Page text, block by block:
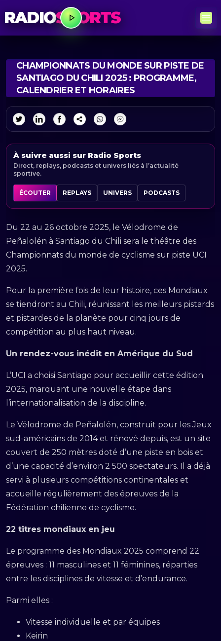
RADIOSPORTS
CHAMPIONNATS DU MONDE SUR PISTE DE
SANTIAGO DU CHILI 2025 : PROGRAMME,
CALENDRIER ET HORAIRES
À suivre aussi sur Radio Sports
Direct, replays, podcasts et univers liés à l’actualité
sportive.
ÉCOUTER REPLAYS UNIVERS PODCASTS
Du 22 au 26 octobre 2025, le Vélodrome de
Peñalolén à Santiago du Chili sera le théâtre des
Championnats du monde de cyclisme sur piste UCI
2025.
Pour la première fois de leur histoire, ces Mondiaux
se tiendront au Chili, réunissant les meilleurs pistards
et pistardes de la planète pour cinq jours de
compétition au plus haut niveau.
Un rendez-vous inédit en Amérique du Sud
L’UCI a choisi Santiago pour accueillir cette édition
2025, marquant une nouvelle étape dans
l’internationalisation de la discipline.
Le Vélodrome de Peñalolén, construit pour les Jeux
sud-américains de 2014 et rénové depuis, est un site
couvert de 250 mètres doté d’une piste en bois et
d’une capacité d’environ 2 500 spectateurs. Il a déjà
servi à plusieurs compétitions continentales et
accueille régulièrement des épreuves de la
Fédération chilienne de cyclisme.
22 titres mondiaux en jeu
Le programme des Mondiaux 2025 comprend 22
épreuves : 11 masculines et 11 féminines, réparties
entre les disciplines de vitesse et d’endurance.
Parmi elles :
Vitesse individuelle et par équipes
Keirin